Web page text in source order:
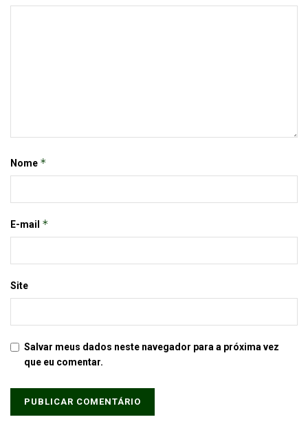
Nome *
E-mail *
Site
Salvar meus dados neste navegador para a próxima vez
que eu comentar.